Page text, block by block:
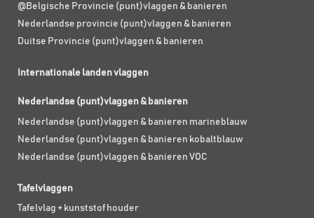
@Belgische Provincie (punt)vlaggen & banieren
Nederlandse provincie (punt)vlaggen & banieren
Duitse Provincie (punt)vlaggen & banieren
Internationale landen vlaggen
Nederlandse (punt)vlaggen & banieren
Nederlandse (punt)vlaggen & banieren marineblauw
Nederlandse (punt)vlaggen & banieren kobaltblauw
Nederlandse (punt)vlaggen & banieren VOC
Tafelvlaggen
Tafelvlag + kunststof houder